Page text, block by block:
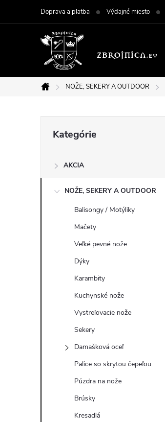
Doprava a platba Výdajné miesto
Domov
NOŽE, SEKERY A OUTDOOR
č
kategórie
Kategórie
AKCIA
NOŽE, SEKERY A OUTDOOR
Balisongy / Motýliky
Mačety
Veľké pevné nože
Dýky
Karambity
Kuchynské nože
Vystreľovacie nože
Sekery
Damašková oceľ
Palice so skrytou čepeľou
Púzdra na nože
Brúsky
Kresadlá